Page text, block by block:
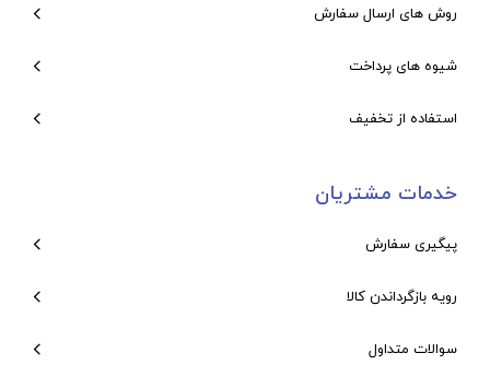
روش های ارسال سفارش
شیوه های پرداخت
استفاده از تخفیف
خدمات مشتریان
پیگیری سفارش
رویه بازگرداندن کالا
سوالات متداول